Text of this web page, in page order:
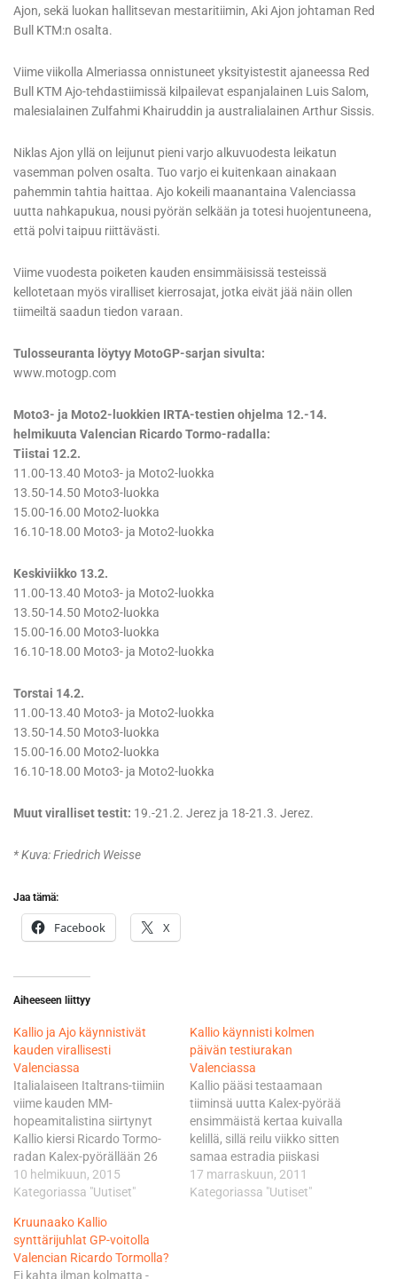
Ajon, sekä luokan hallitsevan mestaritiimin, Aki Ajon johtaman Red
Bull KTM:n osalta.
Viime viikolla Almeriassa onnistuneet yksityistestit ajaneessa Red
Bull KTM Ajo-tehdastiimissä kilpailevat espanjalainen Luis Salom,
malesialainen Zulfahmi Khairuddin ja australialainen Arthur Sissis.
Niklas Ajon yllä on leijunut pieni varjo alkuvuodesta leikatun
vasemman polven osalta. Tuo varjo ei kuitenkaan ainakaan
pahemmin tahtia haittaa. Ajo kokeili maanantaina Valenciassa
uutta nahkapukua, nousi pyörän selkään ja totesi huojentuneena,
että polvi taipuu riittävästi.
Viime vuodesta poiketen kauden ensimmäisissä testeissä
kellotetaan myös viralliset kierrosajat, jotka eivät jää näin ollen
tiimeiltä saadun tiedon varaan.
Tulosseuranta löytyy MotoGP-sarjan sivulta:
www.motogp.com
Moto3- ja Moto2-luokkien IRTA-testien ohjelma 12.-14.
helmikuuta Valencian Ricardo Tormo-radalla:
Tiistai 12.2.
11.00-13.40 Moto3- ja Moto2-luokka
13.50-14.50 Moto3-luokka
15.00-16.00 Moto2-luokka
16.10-18.00 Moto3- ja Moto2-luokka
Keskiviikko 13.2.
11.00-13.40 Moto3- ja Moto2-luokka
13.50-14.50 Moto2-luokka
15.00-16.00 Moto3-luokka
16.10-18.00 Moto3- ja Moto2-luokka
Torstai 14.2.
11.00-13.40 Moto3- ja Moto2-luokka
13.50-14.50 Moto3-luokka
15.00-16.00 Moto2-luokka
16.10-18.00 Moto3- ja Moto2-luokka
Muut viralliset testit: 19.-21.2. Jerez ja 18-21.3. Jerez.
* Kuva: Friedrich Weisse
Jaa tämä:
Facebook X
Aiheeseen liittyy
Kallio ja Ajo käynnistivät
kauden virallisesti
Valenciassa
Italialaiseen Italtrans-tiimiin
viime kauden MM-
hopeamitalistina siirtynyt
Kallio kiersi Ricardo Tormo-
radan Kalex-pyörällään 26
kertaa Moto2-luokan
ensimmäisessä sessiossa.
kulkenut siinä vaiheessa
sijaan 15 oikeuttaneessa
ajassa 1.37,699. Kärkeen
10 helmikuun, 2015
Kategoriassa "Uutiset"
Kallio käynnisti kolmen
päivän testiurakan
Valenciassa
Kallio pääsi testaamaan
tiiminsä uutta Kalex-pyörää
ensimmäistä kertaa kuivalla
kelillä, sillä reilu viikko sitten
samaa estradia piiskasi
vesisade. Kallio kiersi 4005
metrin mittaisen Ricardo
17 marraskuun, 2011
Kategoriassa "Uutiset"
Kruunaako Kallio
synttärijuhlat GP-voitolla
Valencian Ricardo Tormolla?
Ei kahta ilman kolmatta -